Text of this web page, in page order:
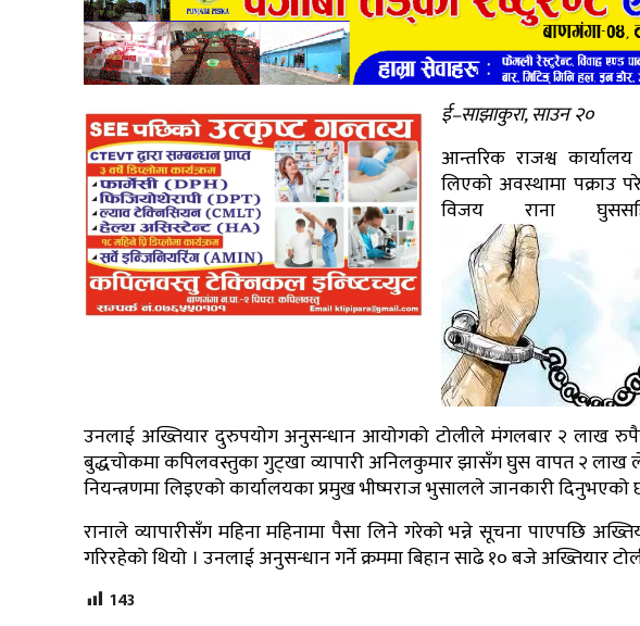
ई–साझाकुरा, साउन २०
आन्तरिक राजश्व
लिएको अवस्थामा पक्राउ
विजय राना
उनलाई अख्तियार दुरुपयोग अनुसन्धान आयोगको टोलीले मंगलबार २ लाख
बुद्धचोकमा कपिलवस्तुका गुट्खा व्यापारी अनिलकुमार झासँग घुस वापत २ लाख
नियन्त्रणमा लिइएको कार्यालयका प्रमुख भीष्मराज भुसालले जानकारी दिनुभएको
रानाले व्यापारीसँग महिना महिनामा पैसा लिने गरेको भन्ने सूचना पाएपछि
गरिरहेको थियो । उनलाई अनुसन्धान गर्ने क्रममा बिहान साढे १० बजे अख्तियार
143